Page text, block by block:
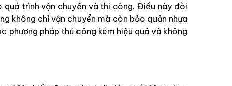
trình vận chuyển và thi công. Điều này đòi
không chỉ vận chuyển mà còn bảo quản nhựa
phương pháp thủ công kém hiệu quả và không